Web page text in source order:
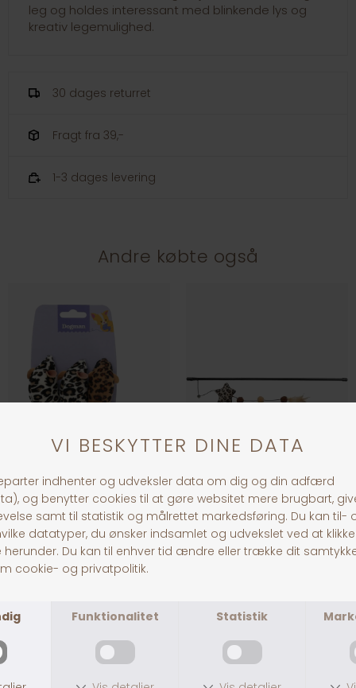
leg og holdes interessant med blinkende lys og
kreativ legemulighed.
30 dages returret
Fragt fra 39,-
1-3 dages levering
Andre købte også
Dogman Safarimus
DKK 35,00
Trixie Drillepind Stjerne & 3 Bolde
DKK 39,00